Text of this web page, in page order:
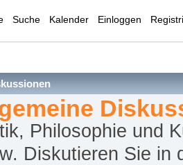
Suche Kalender Einloggen
Philosophie und
Diskutieren Sie in